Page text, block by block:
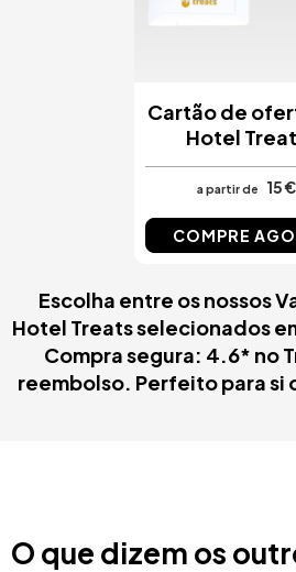
Cartão de
Hotel
a partir de 15 €
COMPRE
Escolha entre os nossos
Hotel Treats selecionados
Compra segura: 4.6* no
reembolso. Perfeito para si
O que dizem os